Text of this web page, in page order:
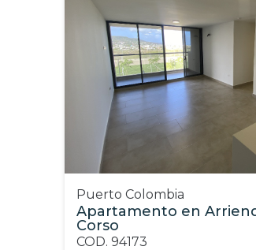
Puerto Colombia
Apartamento en
Corso
COD. 94173